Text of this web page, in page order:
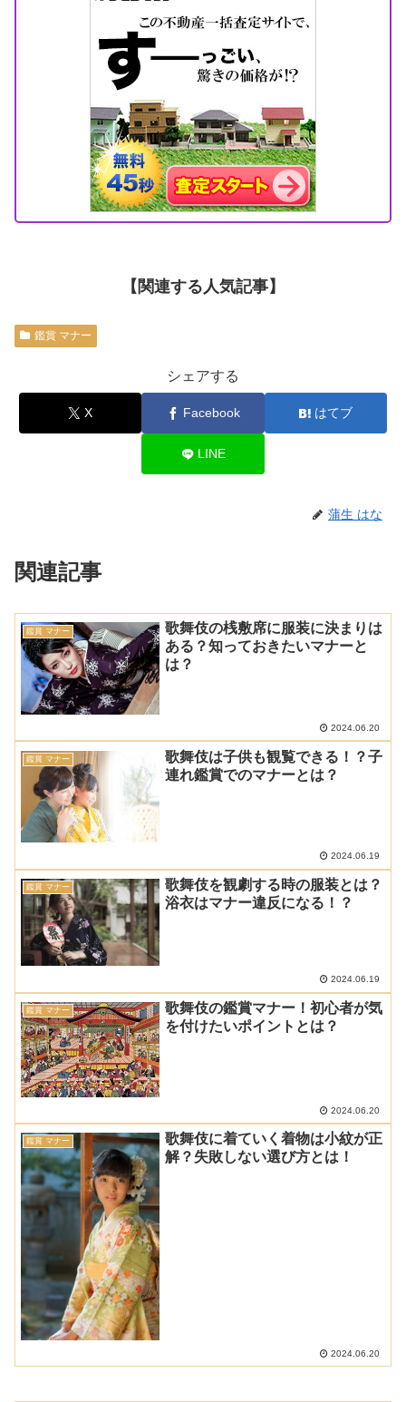
【関連する人気記事】
鑑賞 マナー
シェアする
X Facebook はてブ
LINE
蒲生 はな
関連記事
鑑賞 マナー
歌舞伎の桟敷席に服装に決まりは
ある？知っておきたいマナーと
は？
2024.06.20
鑑賞 マナー
歌舞伎は子供も観覧できる！？子
連れ鑑賞でのマナーとは？
2024.06.19
鑑賞 マナー
歌舞伎を観劇する時の服装とは？
浴衣はマナー違反になる！？
2024.06.19
鑑賞 マナー
歌舞伎の鑑賞マナー！初心者が気
を付けたいポイントとは？
2024.06.20
鑑賞 マナー
歌舞伎に着ていく着物は小紋が正
解？失敗しない選び方とは！
2024.06.20